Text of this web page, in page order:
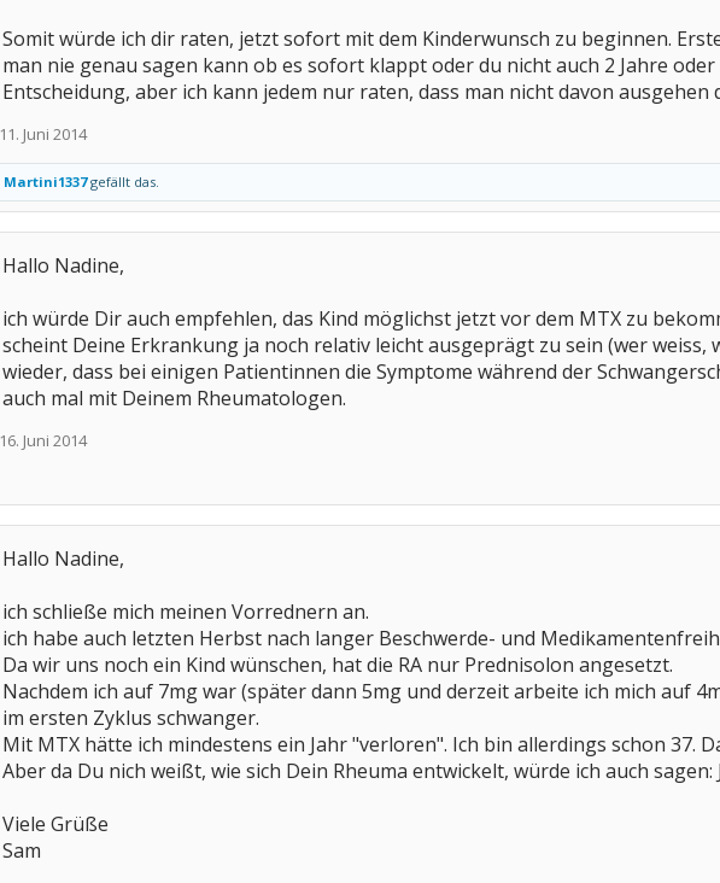
Somit würde ich dir raten, jetzt sofort mit dem Kinderwunsch zu beginnen.
man nie genau sagen kann ob es sofort klappt oder du nicht auch 2 Jahre
Entscheidung, aber ich kann jedem nur raten, dass man nicht davon
11. Juni 2014
Martini1337gefällt das.
Hallo Nadine,
ich würde Dir auch empfehlen, das Kind möglichst jetzt vor dem MTX zu
scheint Deine Erkrankung ja noch relativ leicht ausgeprägt zu sein (wer weiss,
wieder, dass bei einigen Patientinnen die Symptome während der
auch mal mit Deinem Rheumatologen.
16. Juni 2014
Hallo Nadine,
ich schließe mich meinen Vorrednern an.
ich habe auch letzten Herbst nach langer Beschwerde- und
Da wir uns noch ein Kind wünschen, hat die RA nur Prednisolon angesetzt.
Nachdem ich auf 7mg war (später dann 5mg und derzeit arbeite ich mich auf
im ersten Zyklus schwanger.
Mit MTX hätte ich mindestens ein Jahr "verloren". Ich bin allerdings schon 37.
Aber da Du nich weißt, wie sich Dein Rheuma entwickelt, würde ich auch sagen:
Viele Grüße
Sam